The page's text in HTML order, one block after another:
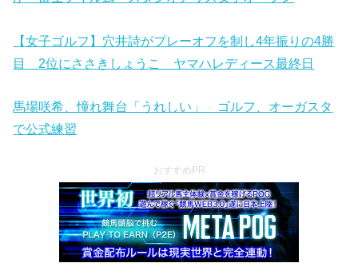
【女子ゴルフ】穴井詩がプレーオフを制し4年振りの4勝
目 2位にささきしょうこ ヤマハレディース最終日
馬場咲希、憧れ舞台「うれしい」 ゴルフ、オーガスタ
で公式練習
おすすめPR